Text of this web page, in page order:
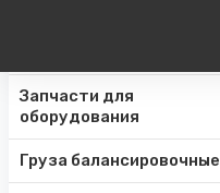
Запчасти для
оборудования
Груза балансировочные